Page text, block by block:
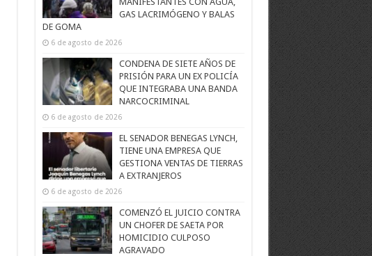
GAS LACRIMÓGENO Y BALAS
DE GOMA
6 de agosto de 2026
CONDENA DE SIETE AÑOS DE
PRISIÓN PARA UN EX POLICÍA
QUE INTEGRABA UNA BANDA
NARCOCRIMINAL
6 de agosto de 2026
EL SENADOR BENEGAS LYNCH,
TIENE UNA EMPRESA QUE
GESTIONA VENTAS DE TIERRAS
A EXTRANJEROS
6 de agosto de 2026
COMENZÓ EL JUICIO CONTRA
UN CHOFER DE SAETA POR
HOMICIDIO CULPOSO
AGRAVADO